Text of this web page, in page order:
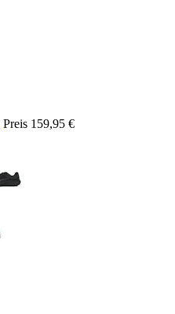
Preis 159,95 €